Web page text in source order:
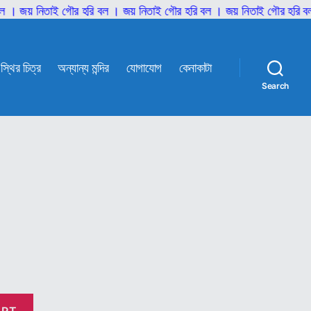
নিতাই গৌর হরি বল । জয় নিতাই গৌর হরি বল । জয় নিতাই গৌর হরি বল ।
স্থির চিত্র অন্যান্য মন্দির যোগাযোগ কেনাকাটা
Search